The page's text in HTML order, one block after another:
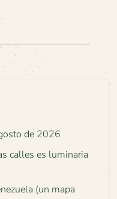
de 2026
calles es luminaria
(un mapa